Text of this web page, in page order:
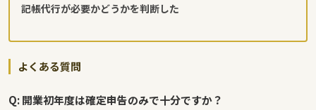
記帳代行が必要かどうかを判断した
よくある質問
Q: 開業初年度は確定申告のみで十分ですか？